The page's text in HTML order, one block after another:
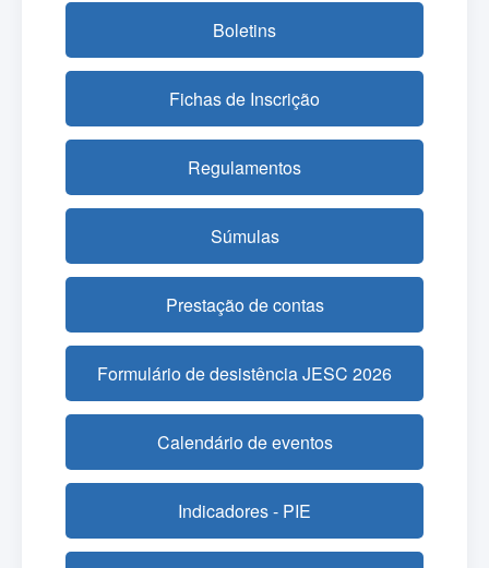
Boletins
Fichas de Inscrição
Regulamentos
Súmulas
Prestação de contas
Formulário de desistência JESC 2026
Calendário de eventos
Indicadores - PIE